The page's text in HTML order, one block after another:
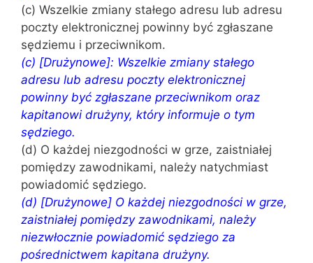
(c) Wszelkie zmiany stałego adresu lub adresu
poczty elektronicznej powinny być zgłaszane
sędziemu i przeciwnikom.
(c) [Drużynowe]: Wszelkie zmiany stałego
adresu lub adresu poczty elektronicznej
powinny być zgłaszane przeciwnikom oraz
kapitanowi drużyny, który informuje o tym
sędziego.
(d) O każdej niezgodności w grze, zaistniałej
pomiędzy zawodnikami, należy natychmiast
powiadomić sędziego.
(d) [Drużynowe] O każdej niezgodności w grze,
zaistniałej pomiędzy zawodnikami, należy
niezwłocznie powiadomić sędziego za
pośrednictwem kapitana drużyny.